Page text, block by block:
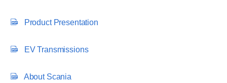
Product Presentation
EV Transmissions
About Scania